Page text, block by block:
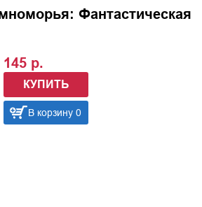
Фантастическая
145 р.
КУПИТЬ
В корзину 0